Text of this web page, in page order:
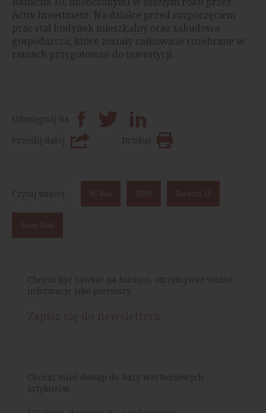
Activ Investment. Na działce przed rozpoczęciem
prac stał budynek mieszkalny oraz zabudowa
gospodarcza, które zostały całkowicie rozebrane w
ramach przygotowań do inwestycji.
Udostępnij na
Prześlij dalej
Drukuj
Czytaj więcej: RE-Bau DDJM Banacha 12
Super Krak
Chcesz być zawsze na bieżąco, otrzymywać ważne
informacje jako pierwszy.
Chcesz mieć dostęp do bazy wartościowych
artykułów.